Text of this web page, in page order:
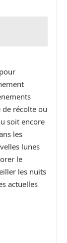
de récolte ou
soit encore
les
lunes
le
les nuits
actuelles